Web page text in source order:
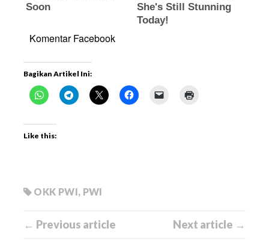
Komentar Facebook
Bagikan Artikel Ini:
Like this:
OKK PWI, PWI
← Previous article Next article →